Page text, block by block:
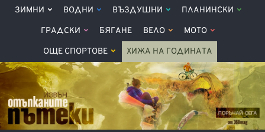
ЗИМНИ ВОДНИ ВЪЗДУШНИ ПЛАНИНСКИ
ГРАДСКИ БЯГАНЕ ВЕЛО МОТО
ОЩЕ СПОРТОВЕ ХИЖА НА ГОДИНАТА